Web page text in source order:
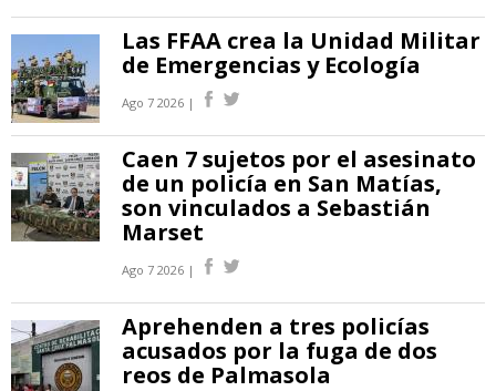
Las FFAA crea la Unidad Militar
de Emergencias y Ecología
Ago 7 2026 |
Caen 7 sujetos por el asesinato
de un policía en San Matías,
son vinculados a Sebastián
Marset
Ago 7 2026 |
Aprehenden a tres policías
acusados por la fuga de dos
reos de Palmasola